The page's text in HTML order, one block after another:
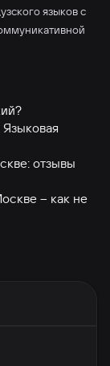
языков с
отзывы
– как не